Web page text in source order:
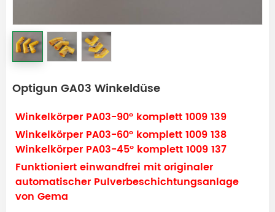
Optigun GA03 Winkeldüse
Winkelkörper PA03-90° komplett 1009 139
Winkelkörper PA03-60° komplett 1009 138
Winkelkörper PA03-45° komplett 1009 137
Funktioniert einwandfrei mit originaler
automatischer Pulverbeschichtungsanlage
von Gema